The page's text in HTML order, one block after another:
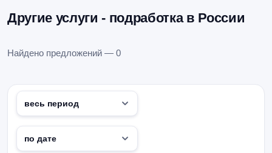
Другие услуги - подработка в России
Найдено предложений — 0